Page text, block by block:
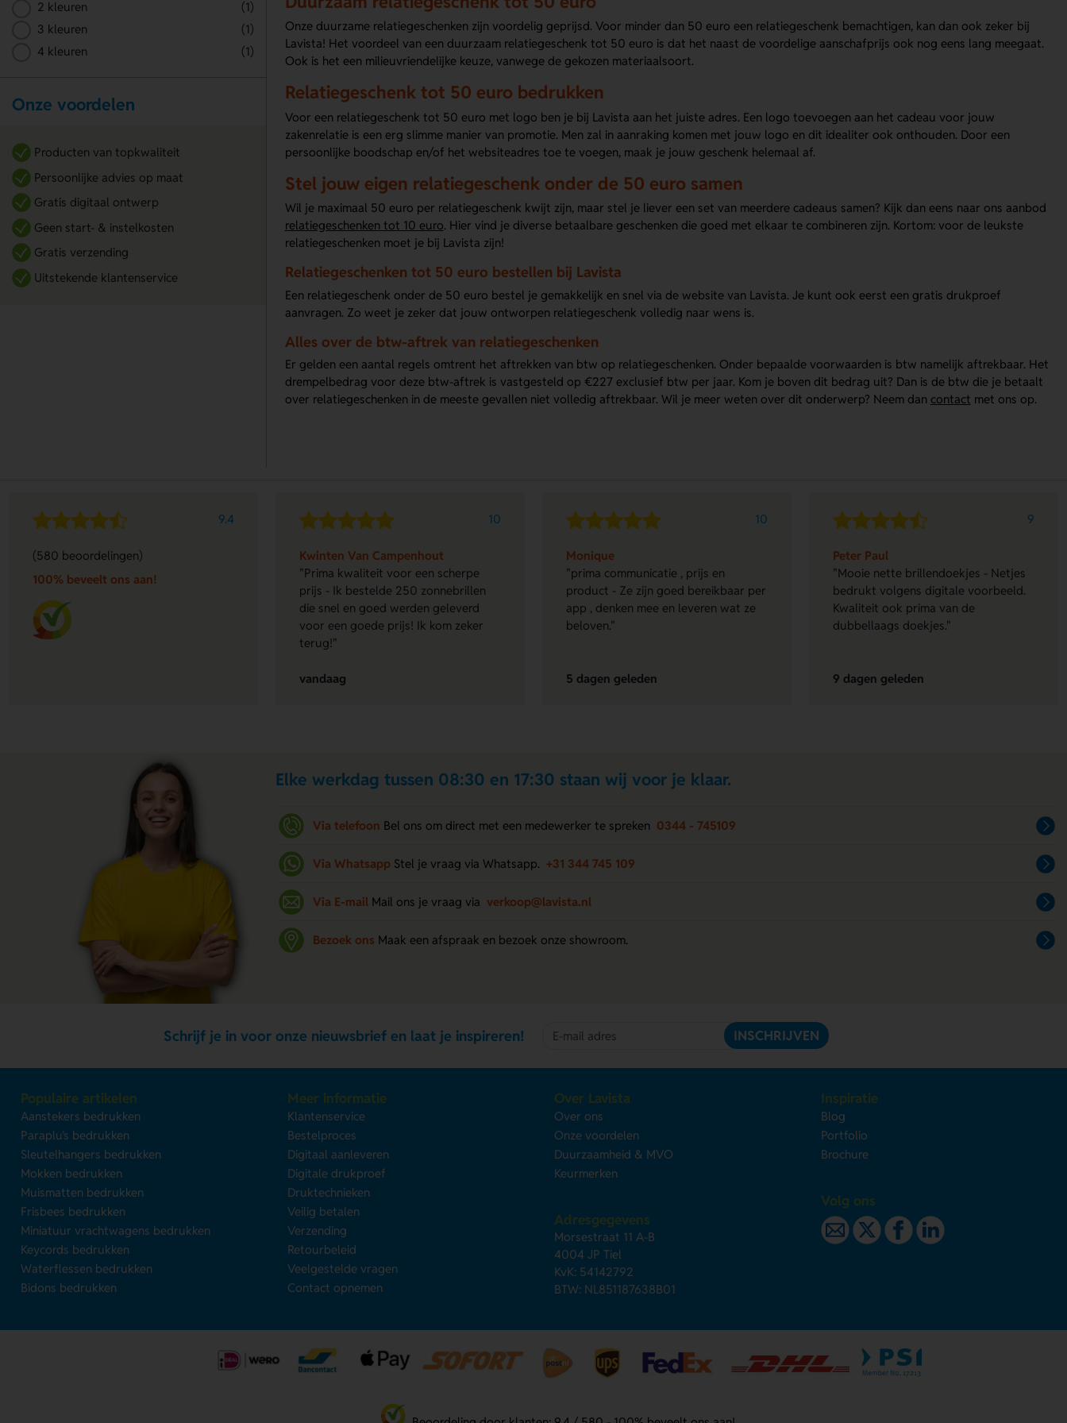
Onze duurzame relatiegeschenken zijn voordelig geprijsd. Voor minder dan 50 euro een relatiegeschenk bemachtigen, kan dan ook zeker bij
Lavista! Het voordeel van een duurzaam relatiegeschenk tot 50 euro is dat het naast de voordelige aanschafprijs ook nog eens lang meegaat.
Ook is het een milieuvriendelijke keuze, vanwege de gekozen materiaalsoort.
Relatiegeschenk tot 50 euro bedrukken
Voor een relatiegeschenk tot 50 euro met logo ben je bij Lavista aan het juiste adres. Een logo toevoegen aan het cadeau voor jouw
zakenrelatie is een erg slimme manier van promotie. Men zal in aanraking komen met jouw logo en dit idealiter ook onthouden. Door een
persoonlijke boodschap en/of het websiteadres toe te voegen, maak je jouw geschenk helemaal af.
Stel jouw eigen relatiegeschenk onder de 50 euro samen
Wil je maximaal 50 euro per relatiegeschenk kwijt zijn, maar stel je liever een set van meerdere cadeaus samen? Kijk dan eens naar ons aanbod
relatiegeschenken tot 10 euro. Hier vind je diverse betaalbare geschenken die goed met elkaar te combineren zijn. Kortom: voor de leukste
relatiegeschenken moet je bij Lavista zijn!
Relatiegeschenken tot 50 euro bestellen bij Lavista
Een relatiegeschenk onder de 50 euro bestel je gemakkelijk en snel via de website van Lavista. Je kunt ook eerst een gratis drukproef
aanvragen. Zo weet je zeker dat jouw ontworpen relatiegeschenk volledig naar wens is.
Alles over de btw-aftrek van relatiegeschenken
Er gelden een aantal regels omtrent het aftrekken van btw op relatiegeschenken. Onder bepaalde voorwaarden is btw namelijk aftrekbaar. Het
drempelbedrag voor deze btw-aftrek is vastgesteld op €227 exclusief btw per jaar. Kom je boven dit bedrag uit? Dan is de btw die je betaalt
over relatiegeschenken in de meeste gevallen niet volledig aftrekbaar. Wil je meer weten over dit onderwerp? Neem dan contact met ons op.
2 kleuren
(1)
3 kleuren
(1)
4 kleuren
(1)
Onze voordelen
Producten van topkwaliteit
Persoonlijke advies op maat
Gratis digitaal ontwerp
Geen start- & instelkosten
Gratis verzending
Uitstekende klantenservice
9.4
(580 beoordelingen)
100% beveelt ons aan!
10
Kwinten Van Campenhout
"Prima kwaliteit voor een scherpe
prijs - Ik bestelde 250 zonnebrillen
die snel en goed werden geleverd
voor een goede prijs! Ik kom zeker
terug!"
vandaag
10
Monique
"prima communicatie , prijs en
product - Ze zijn goed bereikbaar per
app , denken mee en leveren wat ze
beloven."
5 dagen geleden
9
Peter Paul
"Mooie nette brillendoekjes - Netjes
bedrukt volgens digitale voorbeeld.
Kwaliteit ook prima van de
dubbellaags doekjes."
9 dagen geleden
Elke werkdag tussen 08:30 en 17:30 staan wij voor je klaar.
Via telefoon Bel ons om direct met een medewerker te spreken 0344 - 745109
Via Whatsapp Stel je vraag via Whatsapp. +31 344 745 109
Via E-mail Mail ons je vraag via verkoop@lavista.nl
Bezoek ons Maak een afspraak en bezoek onze showroom.
Schrijf je in voor onze nieuwsbrief en laat je inspireren! INSCHRIJVEN
Populaire artikelen
Aanstekers bedrukken
Paraplu's bedrukken
Sleutelhangers bedrukken
Mokken bedrukken
Muismatten bedrukken
Frisbees bedrukken
Miniatuur vrachtwagens bedrukken
Keycords bedrukken
Waterflessen bedrukken
Bidons bedrukken
Meer informatie
Klantenservice
Bestelproces
Digitaal aanleveren
Digitale drukproef
Druktechnieken
Veilig betalen
Verzending
Retourbeleid
Veelgestelde vragen
Contact opnemen
Over Lavista
Over ons
Onze voordelen
Duurzaamheid & MVO
Keurmerken
Adresgegevens
Morsestraat 11 A-B
4004 JP Tiel
KvK: 54142792
BTW: NL851187638B01
Inspiratie
Blog
Portfolio
Brochure
Volg ons